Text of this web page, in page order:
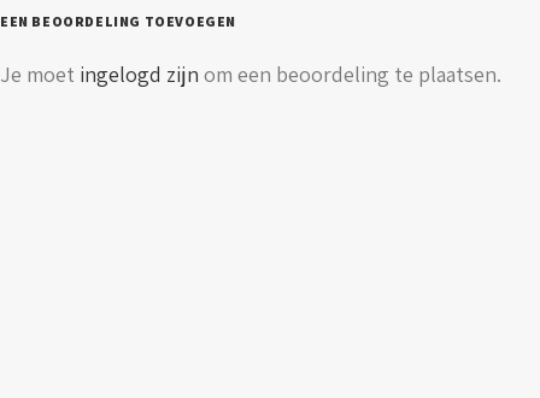
EEN BEOORDELING TOEVOEGEN
Je moet ingelogd zijn om een beoordeling te plaatsen.